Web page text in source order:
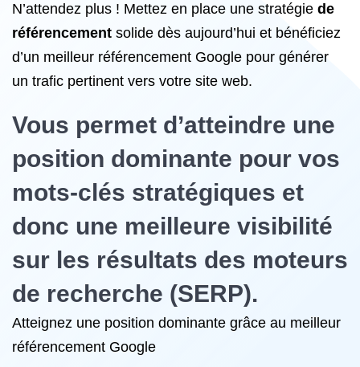
N’attendez plus ! Mettez en place une stratégie de
référencement solide dès aujourd’hui et bénéficiez
d’un meilleur référencement Google pour générer
un trafic pertinent vers votre site web.
Vous permet d’atteindre une
position dominante pour vos
mots-clés stratégiques et
donc une meilleure visibilité
sur les résultats des moteurs
de recherche (SERP).
Atteignez une position dominante grâce au meilleur
référencement Google